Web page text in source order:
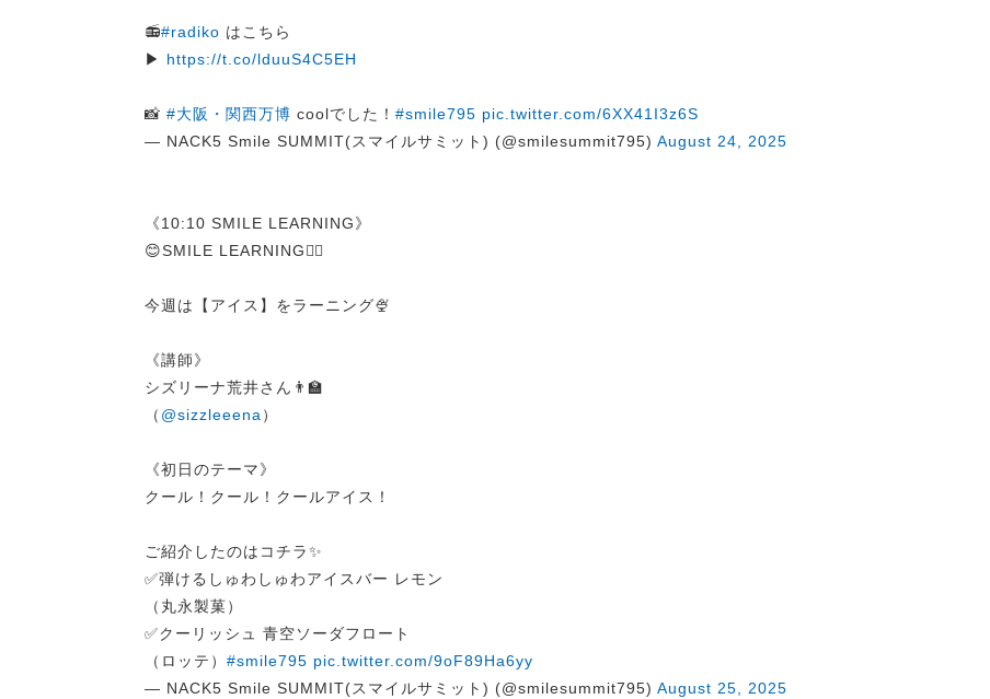
📻#radiko はこちら
▶ https://t.co/lduuS4C5EH
📸 #大阪・関西万博 coolでした！ #smile795 pic.twitter.com/6XX41I3z6S
— NACK5 Smile SUMMIT(スマイルサミット) (@smilesummit795) August 24, 2025
《10:10 SMILE LEARNING》
😊SMILE LEARNING✍🏻
今週は【アイス】をラーニング🍨
《講師》
シズリーナ荒井さん👨‍🏫
（ @sizzleeena ）
《初日のテーマ》
クール！クール！クールアイス！
ご紹介したのはコチラ✨
✅弾けるしゅわしゅわアイスバー レモン
（丸永製菓）
✅クーリッシュ 青空ソーダフロート
（ロッテ） #smile795 pic.twitter.com/9oF89Ha6yy
— NACK5 Smile SUMMIT(スマイルサミット) (@smilesummit795) August 25, 2025